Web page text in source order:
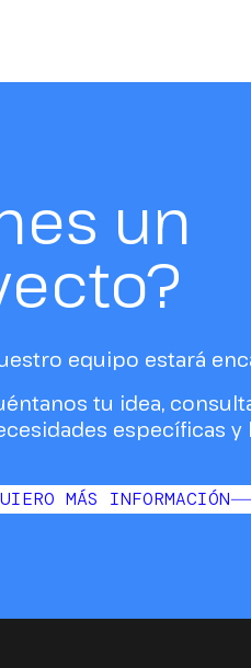
un
equipo estará
tu idea,
específicas y
MÁS INFORMACIÓN